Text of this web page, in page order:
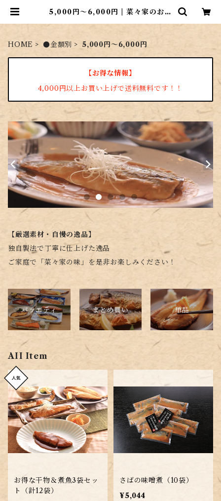
5,000円～6,000円 | 菜々家のおさ
HOME ●金額別 5,000円～6,000円
【お得な情報】
4,000円以上お買い上げで送料無料です！！
【厳選素材・自慢の逸品】
独自製法で丁寧に仕上げた逸品
ご家庭で「菜々家の味」を是非お楽しみください！
バラエティ まとめ買い 単品
AII Item
お得な干物＆煮魚3袋セッ
ト（計12袋）
さばの味噌煮（10袋）
¥5,044